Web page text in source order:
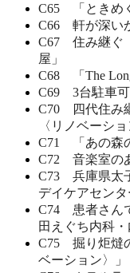
C65 「ときめ
C66 軒が深い
C67 住み継ぐ
屋」
C68 「The
C69 3台駐車可
C70 四代住み
〈リノベーショ
C71 「あの森
C72 音楽室の
C73 兵庫県太
デイケアセンタ
C74 患者さん
田えぐち内科・
C75 掘り炬燵
ベーション〉」